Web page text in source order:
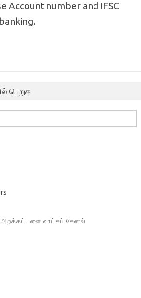
Account number and IFSC
பெறுக
வாட்சப் சேனல்